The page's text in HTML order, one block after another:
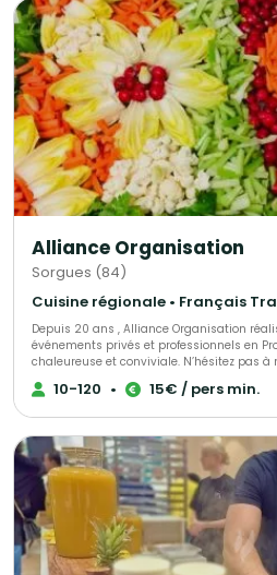
Alliance Organisation
Sorgues (84)
Cuisine régionale • Français
Depuis 20 ans , Alliance Organisation
événements privés et professionnels en Provence dans une ambiance
chaleureuse et conviviale. N’hésitez pas
renseignements.
10-120 • 15€ / pers min.